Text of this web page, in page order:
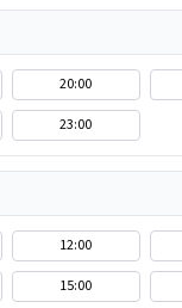
20:00
23:00
12:00
15:00